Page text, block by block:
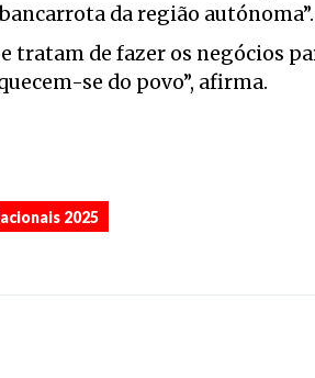
da região autónoma”.
tratam de fazer os negócios
se do povo”, afirma.
2025